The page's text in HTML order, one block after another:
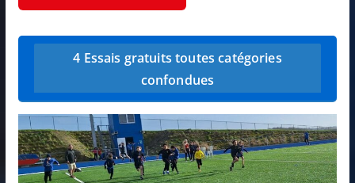
4 Essais gratuits toutes catégories
confondues